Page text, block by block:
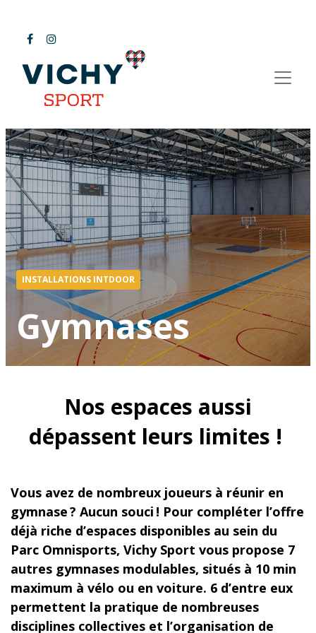
INSTALLATIONS INTDOOR
Gymnases
Nos espaces aussi
dépassent leurs limites !
Vous avez de nombreux joueurs à réunir en
gymnase ? Aucun souci ! Pour compléter l’offre
déjà riche d’espaces disponibles au sein du
Parc Omnisports, Vichy Sport vous propose 7
autres gymnases modulables, situés à 10 min
maximum à vélo ou en voiture. 6 d’entre eux
permettent la pratique de nombreuses
disciplines collectives et l’organisation de